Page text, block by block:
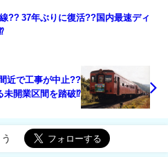
?? 37年ぶりに復活??国内最速ディ
近で工事が中止??
未開業区間を踏破⁉